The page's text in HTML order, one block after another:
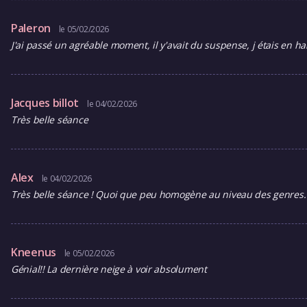
Paleron le 05/02/2026
J'ai passé un agréable moment, il y'avait du suspense, j étais en
Jacques billot le 04/02/2026
Très belle séance
Alex le 04/02/2026
Très belle séance ! Quoi que peu homogène au niveau des genres.
Kneenus le 05/02/2026
Génial!! La dernière neige à voir absolument